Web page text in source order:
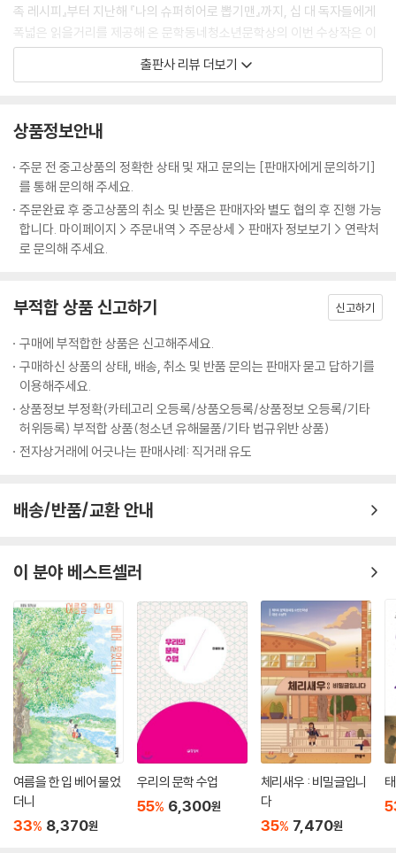
족 레시피』부터 지난해 『나의 슈퍼히어로 뽑기맨』까지, 십 대 독자들에게
폭넓은 읽을거리를 제공해 온 문학동네청소년문학상의 이번 수상작은 이
꽃님 작가의 장편소설 『세계를 건너 너에게 갈게』이다. 서로 다른 시간을
살아가는 두 은유가 편지를 주고받으면서 벌어지는 이야기로, 2016년의
던 서로의 세계로 들어서게 한다.
“시간과 공간을 넘나드는 이야기는 소설로도 영화로도, 애니메이션으로
도 제작되어 왔지만, 이 작품의 고유한 힘, 소중한 사람을 영원히 잃어버린
사람들을 위로해 주는, 소중한 사람과의 인연에 대해 다시 한번 생각하게
하는 이 힘에 대해서는 그 누구도 부정하지 못할 것”이라는 평을 받았다.
믿을 수 없는 기적의 시작
적 없었던 엄마라는 존재가 생길 예정이지만, 자신을 낳아 준 엄마에 대해
선 아무것도 모른다. 세상에 존재했는지조차 의심스러울 만큼 비밀에 싸인
엄마. 게다가 아빠는 부재하는 것이나 다름없고 새엄마가 될 ‘그 여자’의 존
재는 껄끄럽다. 그런 은유에게 아빠는 1년 뒤의 자신에게 편지를 써 보라고
제안한다. 은유의 그 편지는 엉뚱하게도 34년의 시간을 거슬러 1982년에
사는 또 다른 은유에게 도착한다. 신조어들이 잔뜩 쓰인 은유의 편지를 받
다고 오해한 현재의 은유. 삐걱이며 시작된 둘의 관계는 ‘행운의 동전’을 시
작으로 점차 오해가 풀리며 고민과 비밀을 터놓는 사이로 발전한다.
그렇게 짜증 나게 완벽한 언니를 둔다는 건 상상도 안 가. 공부 잘하는 언니
만 예뻐하는 엄마라니, 언니야말로 가출을 생각해 봐야 하는 거 아냐? ㅋ
ㅋ_2016년 은유의 편지 중에서
정말 너희 아빠가 엄마에 대해 아무것도 알려 주지 않는 거야? 이해가 안
된다. 딸이 엄마에 대해 알아야 하는 건 당연한 거야._1990년 은유의 편지
중에서
우리가 편지를 주고받게 된 건 결코 우연이 아니야.
난 엄마의 비밀을 풀고, 넌 인생을 바꾸고.
둘은 각자가 서 있는 시간을 이용해 서로의 고민을 해결해 주기로 한다. 현
재의 은유는 언니와 끊임없이 비교당하는 과거의 은유에게 도움이 될 만한
출판사 리뷰 더보기
상품정보안내
주문 전 중고상품의 정확한 상태 및 재고 문의는 [판매자에게 문의하기]
를 통해 문의해 주세요.
주문완료 후 중고상품의 취소 및 반품은 판매자와 별도 협의 후 진행 가능
합니다. 마이페이지 > 주문내역 > 주문상세 > 판매자 정보보기 > 연락처
로 문의해 주세요.
부적합 상품 신고하기 신고하기
구매에 부적합한 상품은 신고해주세요.
구매하신 상품의 상태, 배송, 취소 및 반품 문의는 판매자 묻고 답하기를
이용해주세요.
상품정보 부정확(카테고리 오등록/상품오등록/상품정보 오등록/기타
허위등록) 부적합 상품(청소년 유해물품/기타 법규위반 상품)
전자상거래에 어긋나는 판매사례: 직거래 유도
배송/반품/교환 안내
이 분야 베스트셀러
여름을 한 입 베어 물었
더니
33% 8,370원
우리의 문학 수업
55% 6,300원
체리새우 : 비밀글입니
다
35% 7,470원